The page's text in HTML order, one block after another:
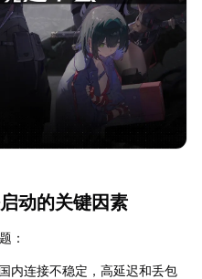
动的关键因素
：
内连接不稳定，高延迟和丢包